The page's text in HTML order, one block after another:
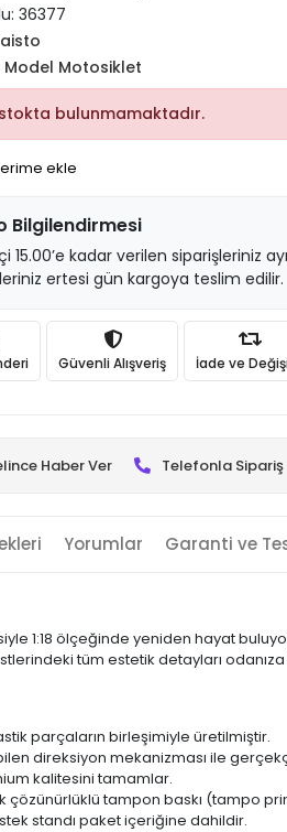
36377
Model Motosiklet
bulunmamaktadır.
ekle
Bilgilendirmesi
15.00’e kadar verilen siparişleriniz
ertesi gün kargoya teslim edilir.
Güvenli Alışveriş İade ve
Haber Ver Telefonla Sipariş
Yorumlar Garanti ve
1:18 ölçeğinde yeniden hayat
tüm estetik detayları odanıza
parçaların birleşimiyle üretilmiştir.
direksiyon mekanizması ile
kalitesini tamamlar.
çözünürlüklü tampon baskı (tampo
standı paket içeriğine dahildir.